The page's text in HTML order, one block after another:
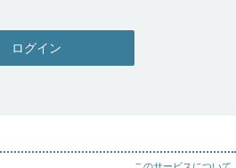
ログイン